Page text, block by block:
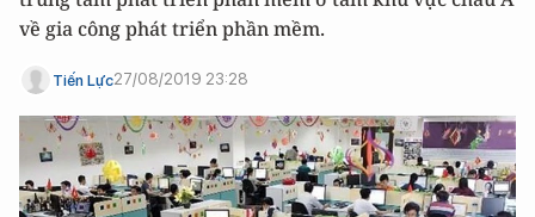
về gia công phát triển phần mềm.
Tiến Lực27/08/2019 23:28